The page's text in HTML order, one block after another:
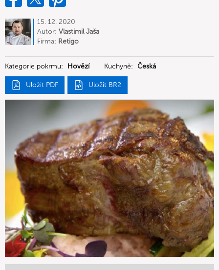
15. 12. 2020
Autor: Vlastimil Jaša
Firma: Retigo
Kategorie pokrmu: Hovězí Kuchyně: Česká
Uložit PDF Uložit BR2